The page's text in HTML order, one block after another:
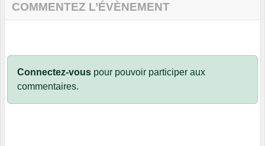
COMMENTEZ L’ÉVÈNEMENT
Connectez-vous pour pouvoir participer aux
commentaires.